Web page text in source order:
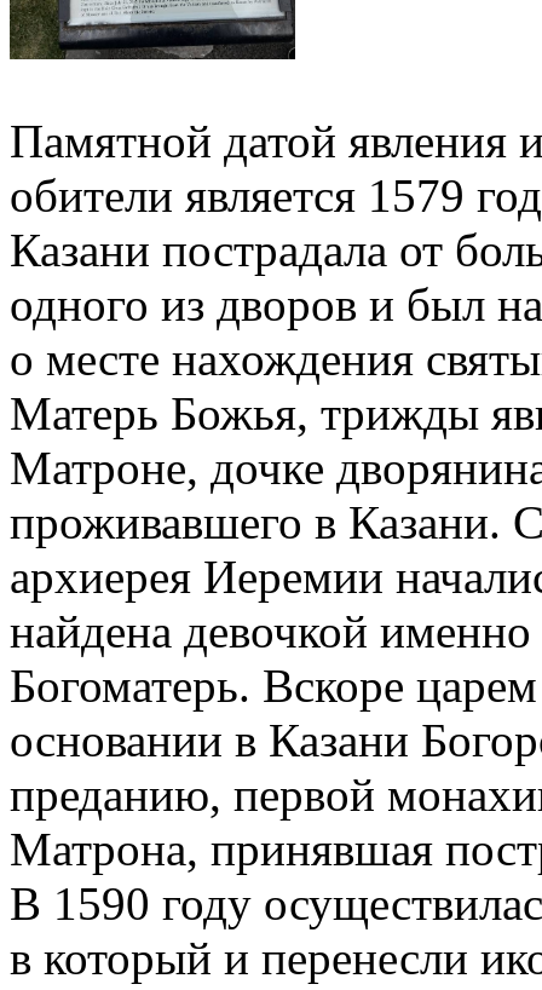
Памятной датой явления
обители является 1579
Казани пострадала от
одного из дворов и был
о месте нахождения
Матерь Божья, трижды
Матроне, дочке
проживавшего в Казани.
архиерея Иеремии
найдена девочкой
Богоматерь. Вскоре
основании в Казани
преданию, первой
Матрона, принявшая
В 1590 году
в который и перенесли